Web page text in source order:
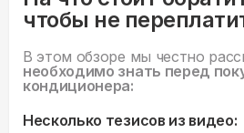
чтобы не
В этом обзоре мы честно
необходимо знать перед
кондиционера:
Несколько тезисов из видео: